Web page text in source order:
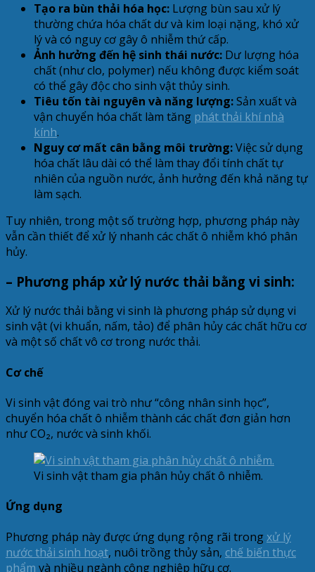
Tạo ra bùn thải hóa học: Lượng bùn sau xử lý
thường chứa hóa chất dư và kim loại nặng, khó xử
lý và có nguy cơ gây ô nhiễm thứ cấp.
Ảnh hưởng đến hệ sinh thái nước: Dư lượng hóa
chất (như clo, polymer) nếu không được kiểm soát
có thể gây độc cho sinh vật thủy sinh.
Tiêu tốn tài nguyên và năng lượng:Sản xuất và
vận chuyển hóa chất làm tăng phát thải khí nhà
kính.
Nguy cơ mất cân bằng môi trường:Việc sử dụng
hóa chất lâu dài có thể làm thay đổi tính chất tự
nhiên của nguồn nước, ảnh hưởng đến khả năng tự
làm sạch.
Tuy nhiên, trong một số trường hợp, phương pháp này
vẫn cần thiết để xử lý nhanh các chất ô nhiễm khó phân
hủy.
– Phương pháp xử lý nước thải bằng vi sinh:
Xử lý nước thải bằng vi sinh là phương pháp sử dụng vi
sinh vật (vi khuẩn, nấm, tảo) để phân hủy các chất hữu cơ
và một số chất vô cơ trong nước thải.
Cơ chế
Vi sinh vật đóng vai trò như “công nhân sinh học”,
chuyển hóa chất ô nhiễm thành các chất đơn giản hơn
như CO₂, nước và sinh khối.
Vi sinh vật tham gia phân hủy chất ô nhiễm.
Ứng dụng
Phương pháp này được ứng dụng rộng rãi trongxử lý
nước thải sinh hoạt, nuôi trồng thủy sản, chế biến thực
phẩm và nhiều ngành công nghiệp hữu cơ.